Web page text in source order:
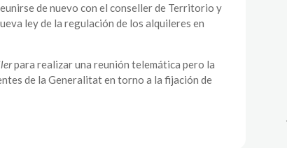
de nuevo con el conseller de Territorio y
ley de la regulación de los alquileres en
para realizar una reunión telemática pero la
de la Generalitat en torno a la fijación de